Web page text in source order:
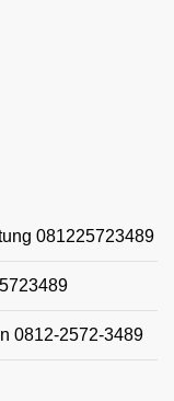
081225723489
0812-2572-3489